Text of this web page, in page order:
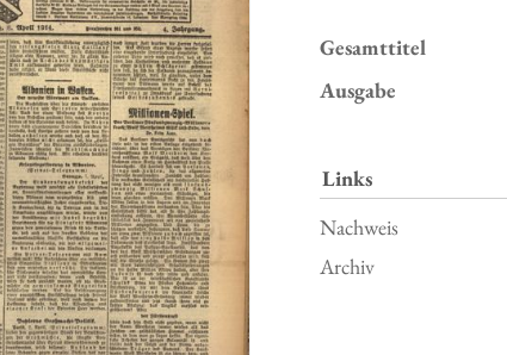
Gesamttitel
Ausgabe
Links
Nachweis
Archiv